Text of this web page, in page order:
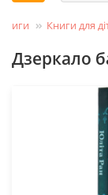
Книги Книги для
Дзеркало